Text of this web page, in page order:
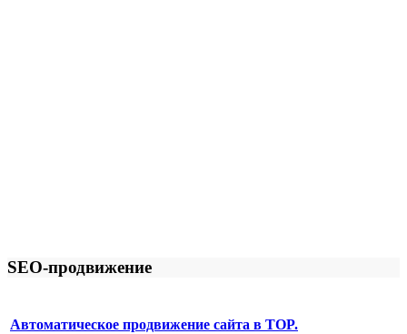
SEO-продвижение
Автоматическое продвижение сайта в TOP.